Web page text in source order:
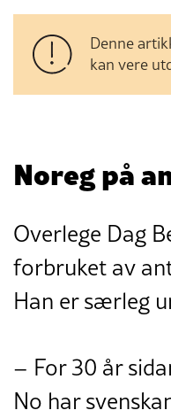
Denne
kan vere
Noreg på
Overlege Dag
forbruket av
Han er særleg
– For 30 år
No har